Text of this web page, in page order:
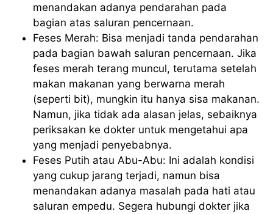
menandakan adanya pendarahan pada
bagian atas saluran pencernaan.
Feses Merah: Bisa menjadi tanda pendarahan
pada bagian bawah saluran pencernaan. Jika
feses merah terang muncul, terutama setelah
makan makanan yang berwarna merah
(seperti bit), mungkin itu hanya sisa makanan.
Namun, jika tidak ada alasan jelas, sebaiknya
periksakan ke dokter untuk mengetahui apa
yang menjadi penyebabnya.
Feses Putih atau Abu-Abu: Ini adalah kondisi
yang cukup jarang terjadi, namun bisa
menandakan adanya masalah pada hati atau
saluran empedu. Segera hubungi dokter jika